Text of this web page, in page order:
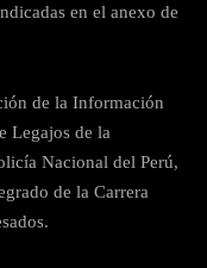
en el anexo de
de la Información
Legajos de la
Nacional del Perú,
de la Carrera